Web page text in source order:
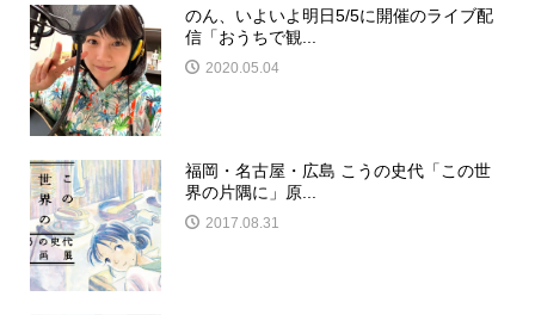
のん、いよいよ明日5/5に開催のライブ配
信「おうちで観...
2020.05.04
福岡・名古屋・広島 こうの史代「この世
界の片隅に」原...
2017.08.31